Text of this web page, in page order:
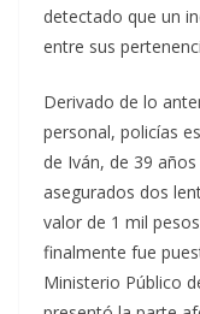
detectado que un
entre sus
Derivado de lo
personal, policías
de Iván, de 39
asegurados dos
valor de 1 mil
finalmente fue
Ministerio Público